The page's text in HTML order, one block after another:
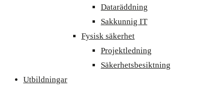
Dataräddning
Sakkunnig IT
Fysisk säkerhet
Projektledning
Säkerhetsbesiktning
Utbildningar